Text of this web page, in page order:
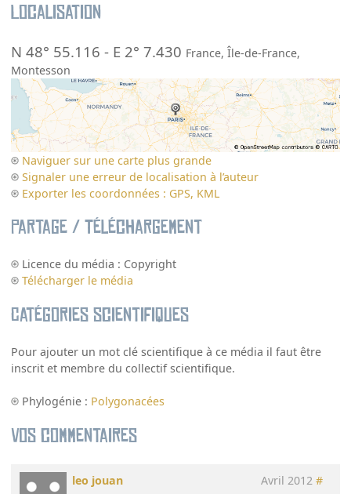
Localisation
N 48° 55.116 - E 2° 7.430 France,Île-de-France,
Montesson
Naviguer sur une carte plus grande
Signaler une erreur de localisation à l’auteur
Exporter les coordonnées : GPS, KML
Partage / Téléchargement
Licence du média : Copyright
Télécharger le média
Catégories scientifiques
Pour ajouter un mot clé scientifique à ce média il faut être
inscrit et membre du collectif scientifique.
Phylogénie : Polygonacées
Vos commentaires
leo jouan Avril 2012 #